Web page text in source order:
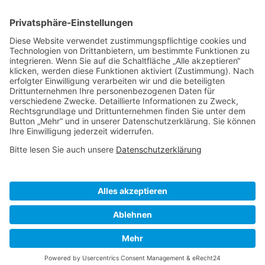
Dabei wird u.a. die eingetragene Email-Adresse an Mailchimp übertragen. Nährere
Informationen dazu finden Sie auch in unserer Datenschutzerklärung .
UMTAUSCH & RETOURE
WOLLPFLEGE
VERTRAG WIDERRUFEN
Copyright 2026 ©HejSkat-Kindermode mit Zukunft-ZERO
WASTE CONCEPT SHOP